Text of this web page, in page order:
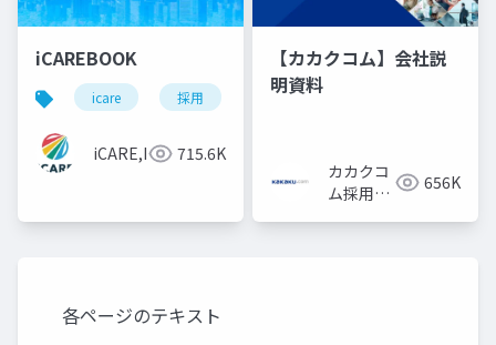
iCAREBOOK
icare 採用 カルチャーデック
iCARE,Inc 715.6K
【カカクコム】会社説
明資料
カカクコ
ム採用担
656K
各ページのテキスト